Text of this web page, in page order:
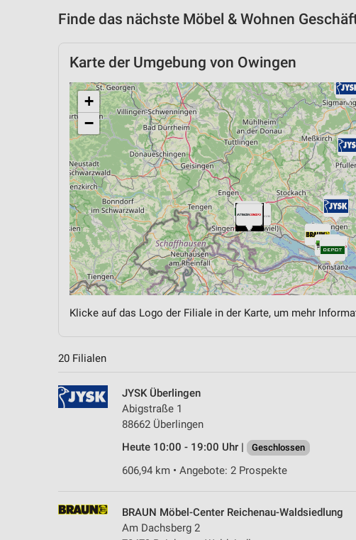
Finde das nächste Möbel & Wohnen
Karte der Umgebung von Owingen
+
−
Klicke auf das Logo der Filiale in der Karte, um mehr
20 Filialen
JYSK Überlingen
Abigstraße 1
88662 Überlingen
Heute 10:00 - 19:00 Uhr |
Geschlossen
606,94 km • Angebote: 2 Prospekte
BRAUN Möbel-Center Reichenau-Waldsiedlung
Am Dachsberg 2